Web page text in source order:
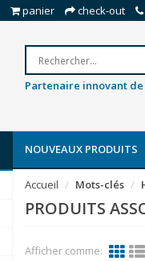
panier check-out
Partenaire innovant
NOUVEAUX PRODUITS
Accueil Mots-clés
PRODUITS
Afficher comme: